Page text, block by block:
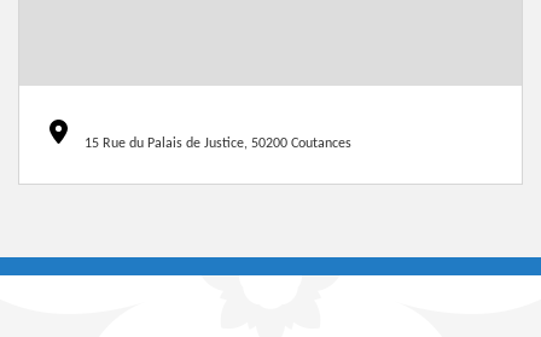
15 Rue du Palais de Justice, 50200 Coutances